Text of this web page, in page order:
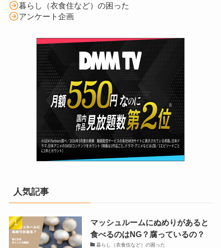
暮らし（衣食住など）の困った
アンケート企画
人気記事
マッシュルームにぬめりがあると
食べるのはNG？腐っているの？
暮らし（衣食住など）の困った